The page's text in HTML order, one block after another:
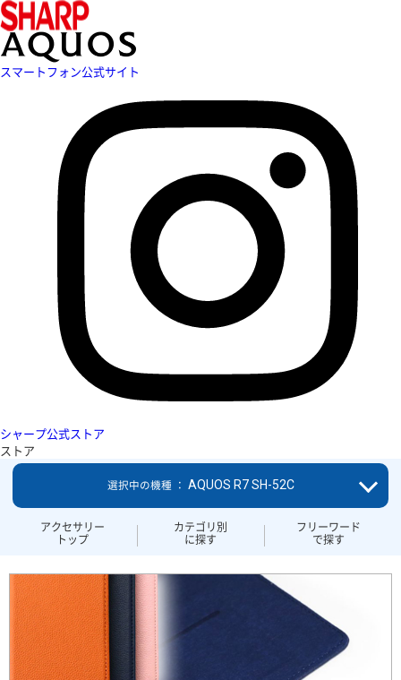
スマートフォン公式サイト
シャープ公式ストア
ストア
アクセサリー
トップ
カテゴリ別
に探す
フリーワード
で探す
選択中の機種 ： AQUOS R7 SH-52C